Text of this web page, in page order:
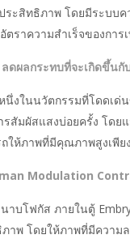
ประสิทธิภาพ โดยมีระ
ราความสำเร็จของการ
ดผลกระทบที่จะเกิดขึ้นกั
ในนวัตกรรมที่โดดเด่
สัมผัสแสงบ่อยครั้ง โด
ห้ภาพที่มีคุณภาพสูงเพี
Modulation
บโฟกัส ภายในตู้
พ โดยให้ภาพที่มีความ